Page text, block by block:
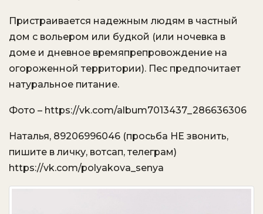
Пристраивается надежным людям в частный
дом с вольером или будкой (или ночевка в
доме и дневное времяпрепровождение на
огороженной территории). Пес предпочитает
натуральное питание.
Фото – https://vk.com/album7013437_286636306
Наталья, 89206996046 (просьба НЕ звонить,
пишите в личку, вотсап, телеграм)
https://vk.com/polyakova_senya